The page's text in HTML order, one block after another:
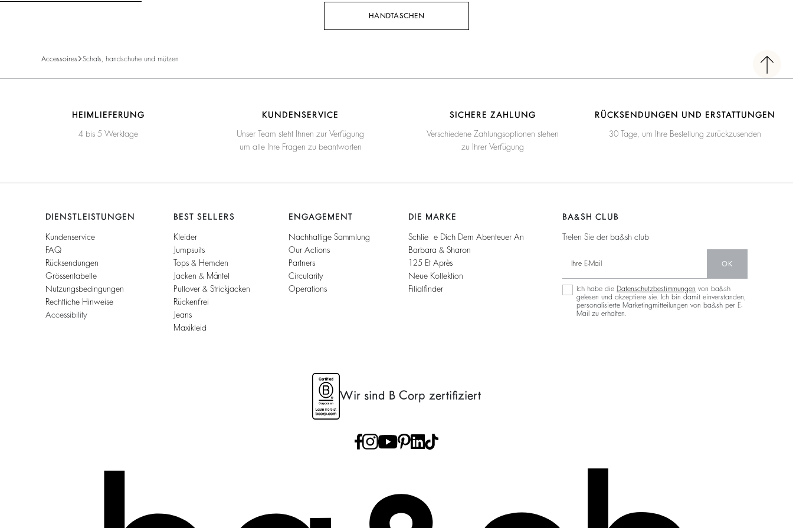
HANDTASCHEN
Accessoires Schals, handschuhe und mützen
HEIMLIEFERUNG
4 bis 5 Werktage
KUNDENSERVICE
Unser Team steht Ihnen zur Verfügung
um alle Ihre Fragen zu beantworten
SICHERE ZAHLUNG
Verschiedene Zahlungsoptionen stehen
zu Ihrer Verfügung
RÜCKSENDUNGEN UND ERSTATTUNGEN
30 Tage, um Ihre Bestellung zurückzusenden
DIENSTLEISTUNGEN
Kundenservice
FAQ
Rücksendungen
Grössentabelle
Nutzungsbedingungen
Rechtliche Hinweise
Accessibility
BEST SELLERS
Kleider
Jumpsuits
Tops & Hemden
Jacken & Mäntel
Pullover & Strickjacken
Rückenfrei
Jeans
Maxikleid
ENGAGEMENT
Nachhaltige Sammlung
Our Actions
Partners
Circularity
Operations
DIE MARKE
Schließe Dich Dem Abenteuer An
Barbara & Sharon
125 Et Après
Neue Kollektion
Filialfinder
BA&SH CLUB
Treten Sie der ba&sh club
OK
Ich habe die Datenschutzbestimmungen von ba&sh
gelesen und akzeptiere sie. Ich bin damit einverstanden,
personalisierte Marketingmitteilungen von ba&sh per E-
Mail zu erhalten.
Wir sind B Corp zertifiziert